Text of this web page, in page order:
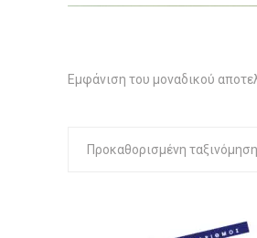
Εμφάνιση του μοναδικού
Προκαθορισμένη ταξινόμηση